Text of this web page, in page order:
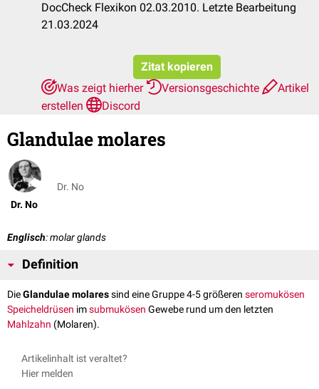
DocCheck Flexikon 02.03.2010. Letzte Bearbeitung
21.03.2024
Zitat kopieren
Was zeigt hierher
Versionsgeschichte
Artikel
erstellen
Discord
Glandulae molares
Dr. No
Dr. No
Englisch: molar glands
Definition
DieGlandulae molaressind eine Gruppe 4-5 größeren seromukösen
Speicheldrüsen imsubmukösen Gewebe rund um den letzten
Mahlzahn (Molaren).
Artikelinhalt ist veraltet?
Hier melden